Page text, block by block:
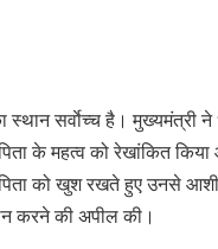
स्थान सर्वाेच्च है। मुख्यमंत्री
के महत्व को रेखांकित
को खुश रखते हुए उनसे
करने की अपील की।